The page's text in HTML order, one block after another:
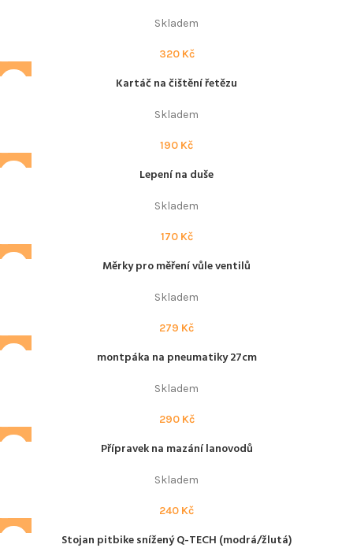
Skladem
320 Kč
Kartáč na čištění řetězu
Skladem
190 Kč
Lepení na duše
Skladem
170 Kč
Měrky pro měření vůle ventilů
Skladem
279 Kč
montpáka na pneumatiky 27cm
Skladem
290 Kč
Přípravek na mazání lanovodů
Skladem
240 Kč
Stojan pitbike snížený Q-TECH (modrá/žlutá)